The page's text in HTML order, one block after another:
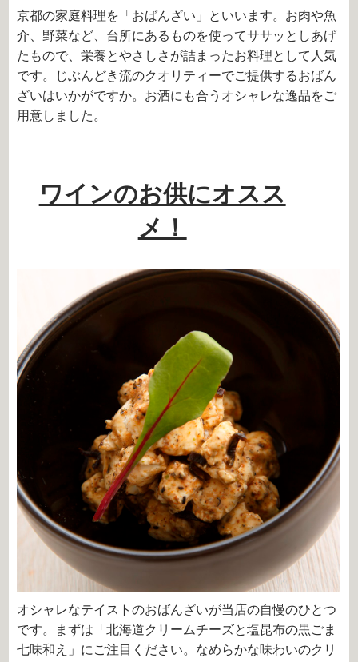
京都の家庭料理を「おばんざい」といいます。お肉や魚
介、野菜など、台所にあるものを使ってササッとしあげ
たもので、栄養とやさしさが詰まったお料理として人気
です。じぶんどき流のクオリティーでご提供するおばん
ざいはいかがですか。お酒にも合うオシャレな逸品をご
用意しました。
ワインのお供にオスス
メ！
オシャレなテイストのおばんざいが当店の自慢のひとつ
です。まずは「北海道クリームチーズと塩昆布の黒ごま
七味和え」にご注目ください。なめらかな味わいのクリ